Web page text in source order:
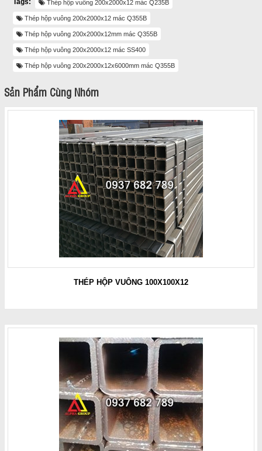
Tags: Thép hộp vuông 200x2000x12 mác Q235B
Thép hộp vuông 200x2000x12 mác Q355B
Thép hộp vuông 200x2000x12mm mác Q355B
Thép hộp vuông 200x2000x12 mác SS400
Thép hộp vuông 200x2000x12x6000mm mác Q355B
Sản Phẩm Cùng Nhóm
THÉP HỘP VUÔNG 100X100X12